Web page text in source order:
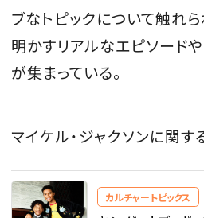
ブなトピックについて触れ
明かすリアルなエピソード
が集まっている。
マイケル・ジャクソンに関す
カルチャートピックス